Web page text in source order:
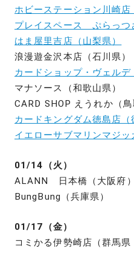
ホビーステーション川崎店
プレイスペース ぷらっつ
はま屋里吉店（山梨県）
浪漫遊金沢本店（石川県）
カードショップ・ヴェルデ
マナソース（和歌山県）
CARD SHOP えうれか（鳥
カードキングダム徳島店（
イエローサブマリンマジッ
01/14（火）
ALANN 日本橋（大阪府）
BungBung（兵庫県）
01/17（金）
コミかる伊勢崎店（群馬県